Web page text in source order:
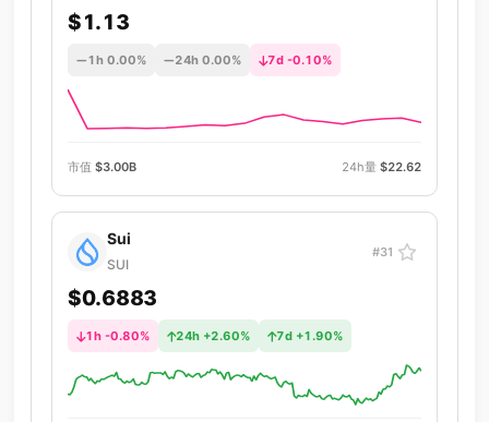
$1.13
1h 0.00% 24h 0.00% 7d -0.10%
市值 $3.00B 24h量 $22.62
Sui
SUI
#31
$0.6883
1h -0.80% 24h +2.60% 7d +1.90%